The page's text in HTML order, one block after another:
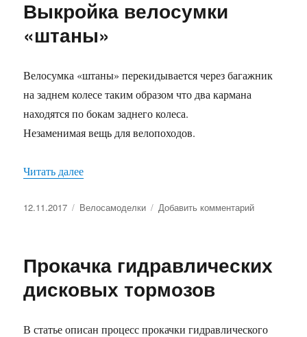
Выкройка велосумки
«штаны»
Велосумка «штаны» перекидывается через багажник
на заднем колесе таким образом что два кармана
находятся по бокам заднего колеса.
Незаменимая вещь для велопоходов.
Читать далее«Выкройка велосумки «штаны»»
Опубликовано
12.11.2017 Рубрики
Велосамоделки Добавить комментарийк
«штаны»
Прокачка гидравлических
дисковых тормозов
В статье описан процесс прокачки гидравлического